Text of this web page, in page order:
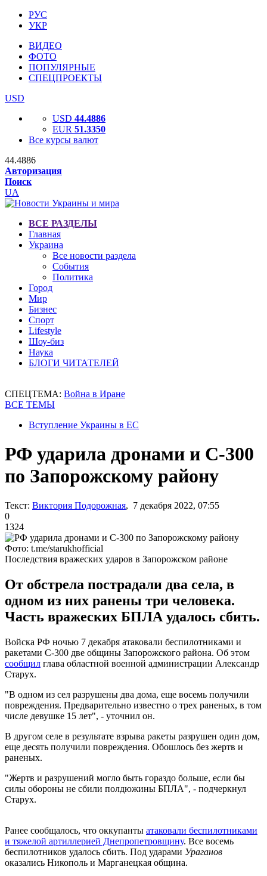
РУС
УКР
ВИДЕО
ФОТО
ПОПУЛЯРНЫЕ
СПЕЦПРОЕКТЫ
USD
USD 44.4886
EUR 51.3350
Все курсы валют
44.4886
Авторизация
Поиск
UA
ВСЕ РАЗДЕЛЫ
Главная
Украина
Все новости раздела
События
Политика
Город
Мир
Бизнес
Спорт
Lifestyle
Шоу-биз
Наука
БЛОГИ ЧИТАТЕЛЕЙ
СПЕЦТЕМА: Война в Иране
ВСЕ ТЕМЫ
Вступление Украины в ЕС
РФ ударила дронами и С-300
по Запорожскому району
Текст: Виктория Подорожная, 7 декабря 2022, 07:55
0
1324
Фото: t.me/starukhofficial
Последствия вражеских ударов в Запорожском районе
От обстрела пострадали два села, в
одном из них ранены три человека.
Часть вражеских БПЛА удалось сбить.
Войска РФ ночью 7 декабря атаковали беспилотниками и
ракетами С-300 две общины Запорожского района. Об этом
сообщил глава областной военной администрации Александр
Старух.
"В одном из сел разрушены два дома, еще восемь получили
повреждения. Предварительно известно о трех раненых, в том
числе девушке 15 лет", - уточнил он.
В другом селе в результате взрыва ракеты разрушен один дом,
еще десять получили повреждения. Обошлось без жертв и
раненых.
"Жертв и разрушений могло быть гораздо больше, если бы
силы обороны не сбили полдюжины БПЛА", - подчеркнул
Старух.
Ранее сообщалось, что оккупанты атаковали беспилотниками
и тяжелой артиллерией Днепропетровщину. Все восемь
беспилотников удалось сбить. Под ударами Ураганов
оказались Никополь и Марганецкая община.